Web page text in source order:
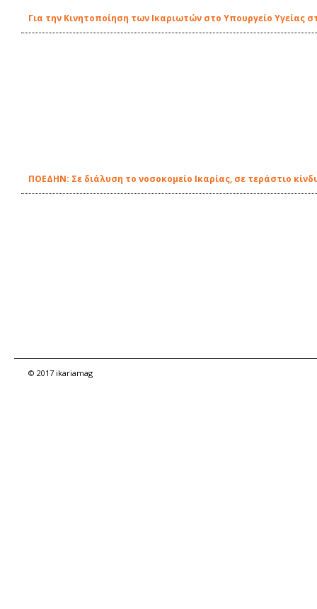
Για την Κινητοποίηση των Ικαριωτών στο Υπουργείο Υγείας
ΠΟΕΔΗΝ: Σε διάλυση το νοσοκομείο Ικαρίας, σε τεράστιο
© 2017 ikariamag